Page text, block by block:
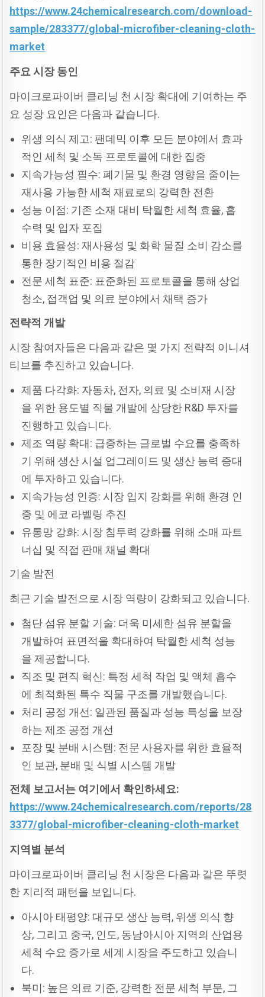
https://www.24chemicalresearch.com/download-
sample/283377/global-microfiber-cleaning-cloth-
market
주요시장동인
마이크로파이버 클리닝 천 시장 확대에 기여하는 주
요 성장 요인은 다음과 같습니다.
위생 의식 제고: 팬데믹 이후 모든 분야에서 효과
적인 세척 및 소독 프로토콜에 대한 집중
지속가능성 필수: 폐기물 및 환경 영향을 줄이는
재사용 가능한 세척 재료로의 강력한 전환
성능 이점: 기존 소재 대비 탁월한 세척 효율, 흡
수력 및 입자 포집
비용 효율성: 재사용성 및 화학 물질 소비 감소를
통한 장기적인 비용 절감
전문 세척 표준: 표준화된 프로토콜을 통해 상업
청소, 접객업 및 의료 분야에서 채택 증가
전략적개발
시장 참여자들은 다음과 같은 몇 가지 전략적 이니셔
티브를 추진하고 있습니다.
제품 다각화: 자동차, 전자, 의료 및 소비재 시장
을 위한 용도별 직물 개발에 상당한 R&D 투자를
진행하고 있습니다.
제조 역량 확대: 급증하는 글로벌 수요를 충족하
기 위해 생산 시설 업그레이드 및 생산 능력 증대
에 투자하고 있습니다.
지속가능성 인증: 시장 입지 강화를 위해 환경 인
증 및 에코 라벨링 추진
유통망 강화: 시장 침투력 강화를 위해 소매 파트
너십 및 직접 판매 채널 확대
기술 발전
최근 기술 발전으로 시장 역량이 강화되고 있습니다.
첨단 섬유 분할 기술: 더욱 미세한 섬유 분할을
개발하여 표면적을 확대하여 탁월한 세척 성능
을 제공합니다.
직조 및 편직 혁신: 특정 세척 작업 및 액체 흡수
에 최적화된 특수 직물 구조를 개발했습니다.
처리 공정 개선: 일관된 품질과 성능 특성을 보장
하는 제조 공정 개선
포장 및 분배 시스템: 전문 사용자를 위한 효율적
인 보관, 분배 및 식별 시스템 개발
전체 보고서는 여기에서 확인하세요:
https://www.24chemicalresearch.com/reports/28
3377/global-microfiber-cleaning-cloth-market
지역별 분석
마이크로파이버 클리닝 천 시장은 다음과 같은 뚜렷
한 지리적 패턴을 보입니다.
아시아 태평양: 대규모 생산 능력, 위생 의식 향
상, 그리고 중국, 인도, 동남아시아 지역의 산업용
세척 수요 증가로 세계 시장을 주도하고 있습니
다.
북미: 높은 의료 기준, 강력한 전문 세척 부문, 그